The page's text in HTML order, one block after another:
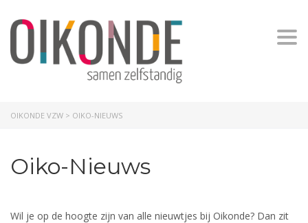
OIKONDE VZW > OIKO-NIEUWS
Oiko-Nieuws
Wil je op de hoogte zijn van alle nieuwtjes bij Oikonde? Dan zit